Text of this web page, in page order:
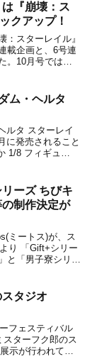
『崩壊：ス
クアップ！
：スターレイル』
載企画と、6号連
10月号では、
ム・ヘルタ
ルタ スターレイ
に発売されること
1/8 フィギュ
ーズ ちびキ
制作決定が
ミートス)が、ス
り 「Gift+シリー
と「男子寮シリー
タジオ
フェスティバル
ターフク郎のス
示が行われてい